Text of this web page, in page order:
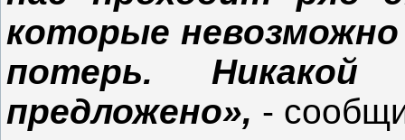
которые
потерь.
предложено», -